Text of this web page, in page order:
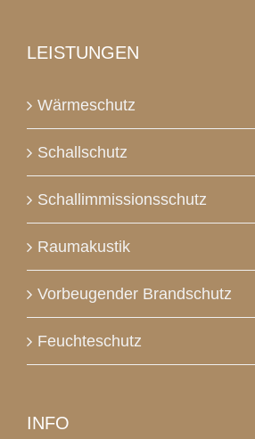
LEISTUNGEN
Wärmeschutz
Schallschutz
Schallimmissionsschutz
Raumakustik
Vorbeugender Brandschutz
Feuchteschutz
INFO